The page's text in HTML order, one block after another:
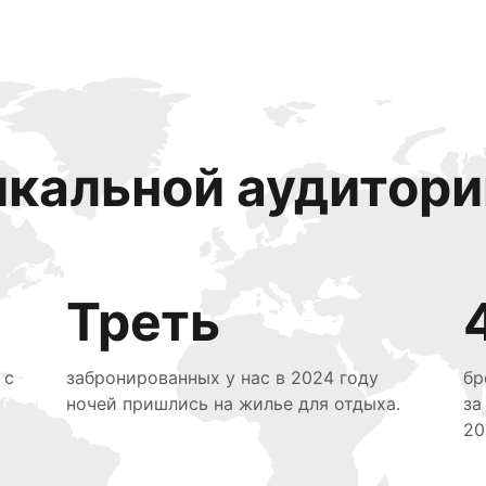
с
Треть
забронированных у нас в 2024 году
ночей пришлись на жилье для отдыха.